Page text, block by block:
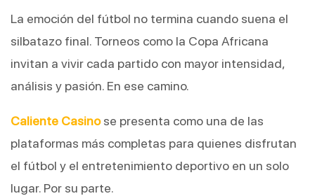
La emoción del fútbol no termina cuando suena el
silbatazo final. Torneos como la Copa Africana
invitan a vivir cada partido con mayor intensidad,
análisis y pasión. En ese camino.
Caliente Casino se presenta como una de las
plataformas más completas para quienes disfrutan
el fútbol y el entretenimiento deportivo en un solo
lugar. Por su parte.